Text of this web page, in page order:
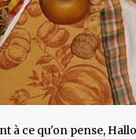
à ce qu'on pense,